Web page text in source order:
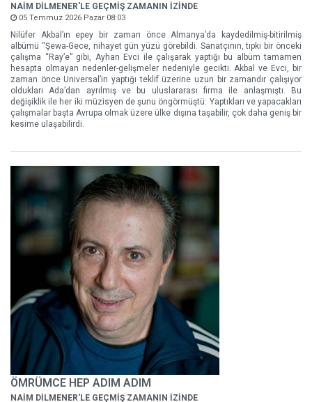
NAİM DİLMENER'LE GEÇMİŞ ZAMANIN İZİNDE
05 Temmuz 2026 Pazar 08:03
Nilüfer Akbal’ın epey bir zaman önce Almanya’da kaydedilmiş-bitirilmiş
albümü “Şewa-Gece, nihayet gün yüzü görebildi. Sanatçının, tıpkı bir önceki
çalışma “Ray’e” gibi, Ayhan Evci ile çalışarak yaptığı bu albüm tamamen
hesapta olmayan nedenler-gelişmeler nedeniyle gecikti. Akbal ve Evci, bir
zaman önce Universal’in yaptığı teklif üzerine uzun bir zamandır çalışıyor
oldukları Ada’dan ayrılmış ve bu uluslararası firma ile anlaşmıştı. Bu
değişiklik ile her iki müzisyen de şunu öngörmüştü: Yaptıkları ve yapacakları
çalışmalar başta Avrupa olmak üzere ülke dışına taşabilir, çok daha geniş bir
kesime ulaşabilirdi.
ÖMRÜMCE HEP ADIM ADIM
NAİM DİLMENER'LE GEÇMİŞ ZAMANIN İZİNDE